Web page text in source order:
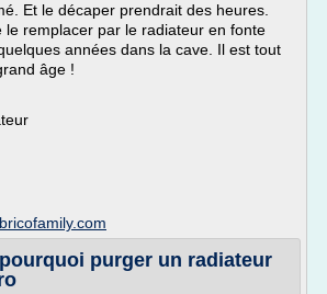
Et le décaper prendrait des heures.
le remplacer par le radiateur en fonte
années dans la cave. Il est tout
âge !
purger un radiateur